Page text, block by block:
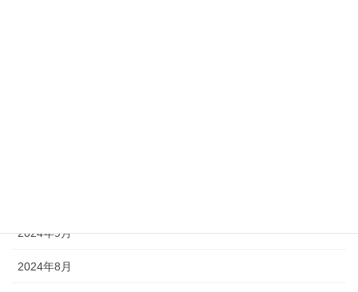
2024年9月
2024年8月